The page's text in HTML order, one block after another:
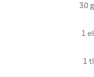
30 g
1 el
1 tl